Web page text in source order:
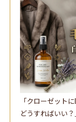
「クローゼット
どうすればいい？